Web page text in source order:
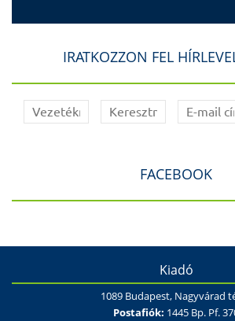
IRATKOZZON FEL
FACEBOOK
Kiadó
1089 Budapest, Nagyvárad
Postafiók: 1445 Bp. Pf.